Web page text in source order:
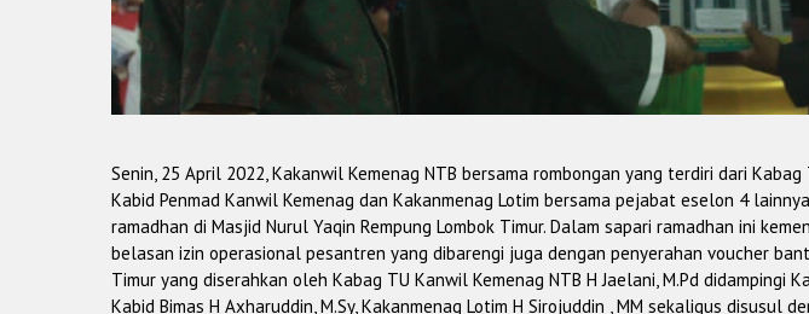
Senin, 25 April 2022, Kakanwil Kemenag NTB bersama rombongan yang terdiri dari Kabag
Kabid Penmad Kanwil Kemenag dan Kakanmenag Lotim bersama pejabat eselon 4
ramadhan di Masjid Nurul Yaqin Rempung Lombok Timur. Dalam sapari ramadhan ini
belasan izin operasional pesantren yang dibarengi juga dengan penyerahan voucher
Timur yang diserahkan oleh Kabag TU Kanwil Kemenag NTB H Jaelani, M.Pd didampingi
Kabid Bimas H Axharuddin, M.Sy, Kakanmenag Lotim H Sirojuddin , MM sekaligus disusul